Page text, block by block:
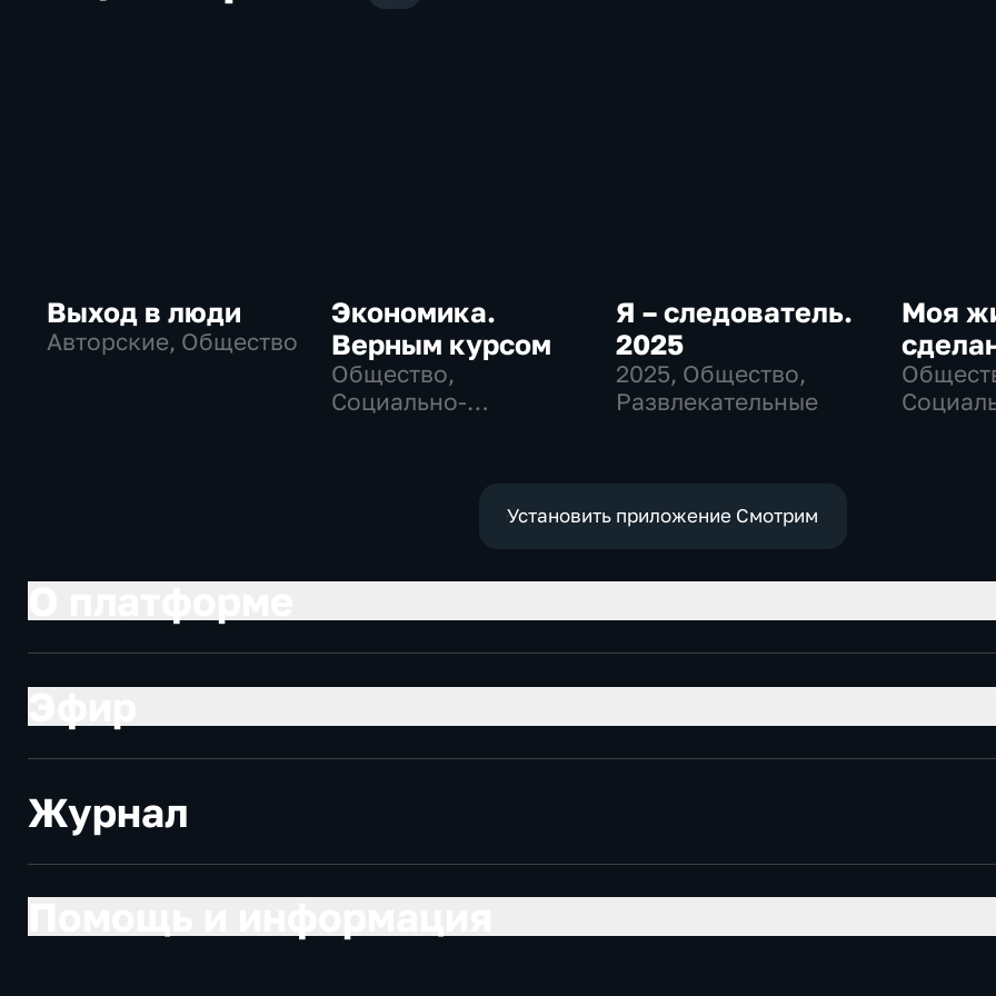
Выход в люди
Авторские, Общество
Экономика.
Верным курсом
Общество,
Социально-
Я – следователь.
2025
2025, Общество,
Развлекательные
Моя
Установить приложение Смотрим
Журнал